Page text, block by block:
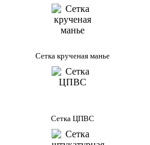
Сетка крученая манье
Сетка ЦПВС